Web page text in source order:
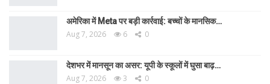
अमेरिका में Meta पर बड़ी कार्रवाई: बच्चों के मानसिक…
Aug 7, 2026 6 0
देशभर में मानसून का असर: यूपी के स्कूलों में घुसा बाढ़…
Aug 7, 2026 3 0